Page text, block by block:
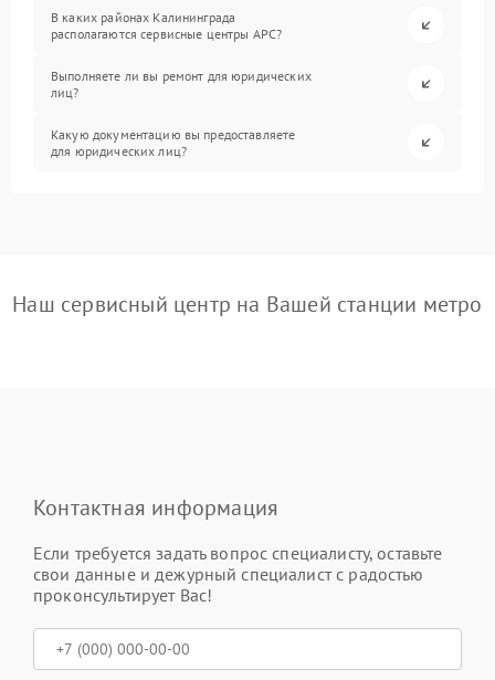
В каких районах Калининграда
располагаются сервисные центры APC?
Выполняете ли вы ремонт для юридических
лиц?
Какую документацию вы предоставляете
для юридических лиц?
Наш сервисный центр на Вашей станции метро
Контактная информация
Если требуется задать вопрос специалисту, оставьте
свои данные и дежурный специалист с радостью
проконсультирует Вас!